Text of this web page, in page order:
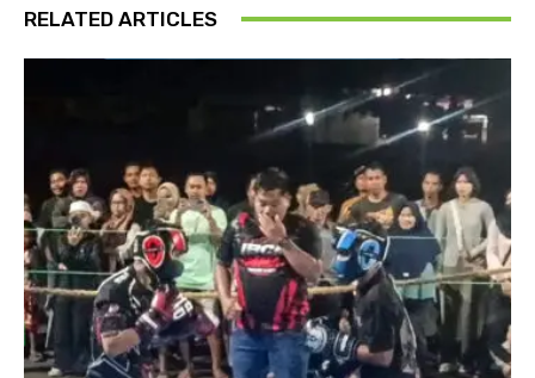
RELATED ARTICLES